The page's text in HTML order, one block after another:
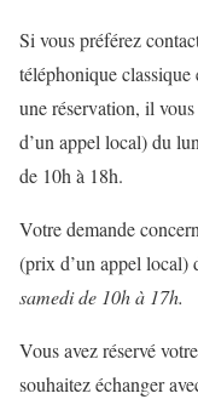
Si vous préférez
téléphonique classique
une réservation, il
d’un appel local) du
de 10h à 18h.
Votre demande
(prix d’un appel local)
samedi de 10h à 17h.
Vous avez réservé
souhaitez échanger